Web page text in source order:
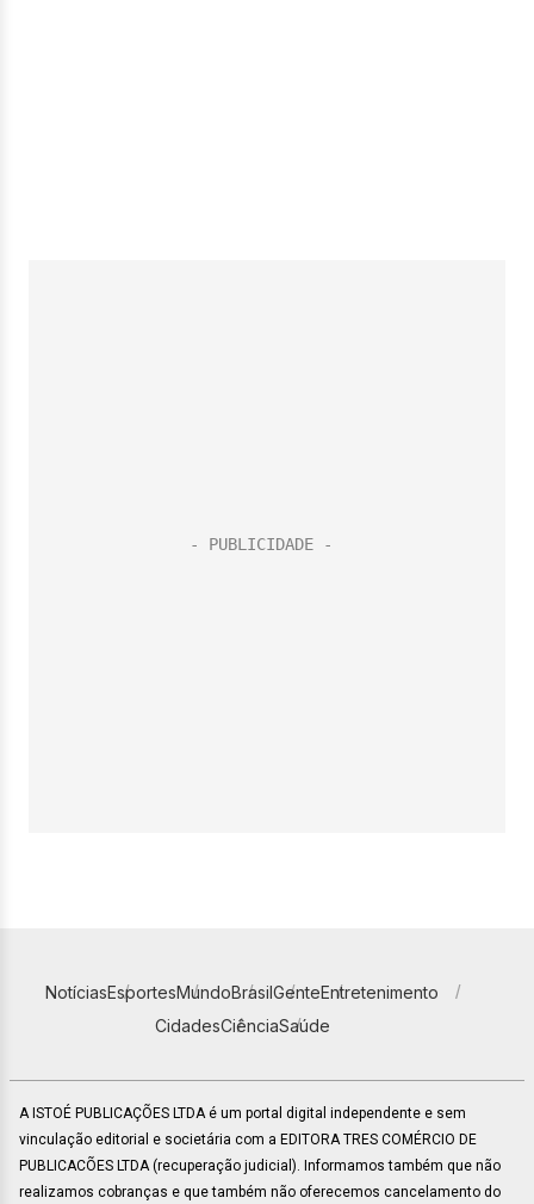
NotíciasEsportesMundoBrasilGenteEntretenimento
CidadesCiênciaSaúde
A ISTOÉ PUBLICAÇÕES LTDA é um portal digital independente e sem
vinculação editorial e societária com a EDITORA TRES COMÉRCIO DE
PUBLICACÕES LTDA (recuperação judicial). Informamos também que não
realizamos cobranças e que também não oferecemos cancelamento do